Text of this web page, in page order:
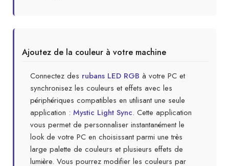
Ajoutez de la couleur à votre machine
Connectez des rubans LED RGB à votre PC et
synchronisez les couleurs et effets avec les
périphériques compatibles en utilisant une seule
application : Mystic Light Sync. Cette application
vous permet de personnaliser instantanément le
look de votre PC en choisissant parmi une très
large palette de couleurs et plusieurs effets de
lumière. Vous pourrez modifier les couleurs par